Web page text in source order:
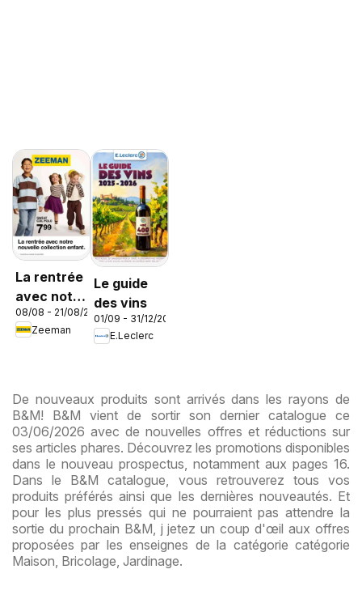
La rentrée
avec notre
nouvelle
collection
08/08 - 21/08/2026
Zeeman
Le guide
des vins
01/09 - 31/12/2026
E.Leclerc
De nouveaux produits sont arrivés dans les rayons de
B&M! B&M vient de sortir son dernier catalogue ce
03/06/2026 avec de nouvelles offres et réductions sur
ses articles phares. Découvrez les promotions disponibles
dans le nouveau prospectus, notamment aux pages 16.
Dans le B&M catalogue, vous retrouverez tous vos
produits préférés ainsi que les dernières nouveautés. Et
pour les plus pressés qui ne pourraient pas attendre la
sortie du prochain B&M, j jetez un coup d'œil aux offres
proposées par les enseignes de la catégorie catégorie
Maison, Bricolage, Jardinage.